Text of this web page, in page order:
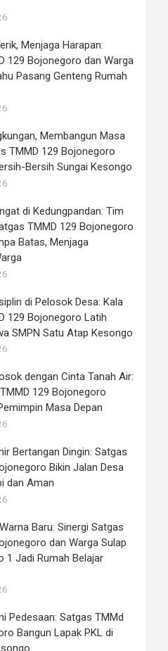
Menjaga Harapan:
129 Bojonegoro dan Warga
Pasang Genteng Rumah
Membangun Masa
TMMD 129 Bojonegoro
Bersih Sungai Kesongo
di Kedungpandan: Tim
TMMD 129 Bojonegoro
Batas, Menjaga
di Pelosok Desa: Kala
129 Bojonegoro Latih
SMPN Satu Atap Kesongo
dengan Cinta Tanah Air:
129 Bojonegoro
Masa Depan
Bertangan Dingin: Satgas
Bikin Jalan Desa
dan Aman
Baru: Sinergi Satgas
dan Warga Sulap
1 Jadi Rumah Belajar
Pedesaan: Satgas TMMd
Bangun Lapak PKL di